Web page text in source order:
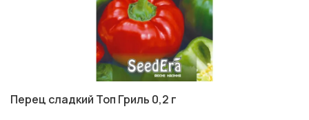
Перец сладкий Топ Гриль 0,2 г